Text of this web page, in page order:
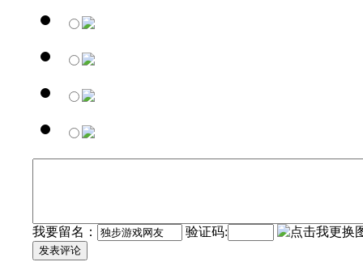
我要留名： 验证码:
发表评论